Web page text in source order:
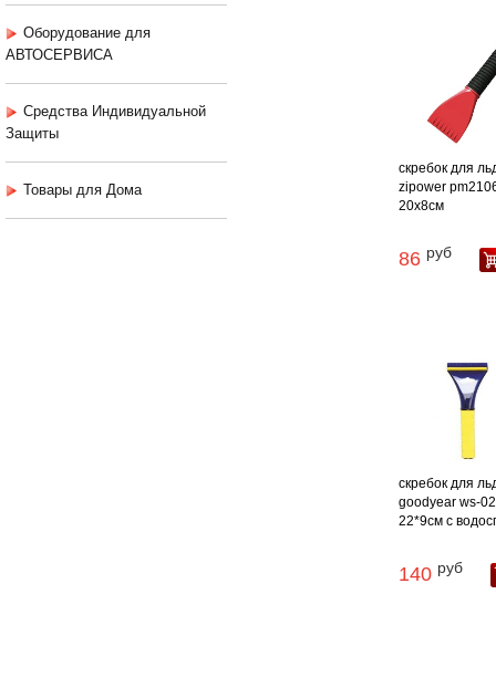
Оборудование для
АВТОСЕРВИСА
Средства Индивидуальной
Защиты
Товары для Дома
скребок для
zipower
20х8см
86 руб
скребок для
goodyear ws-02
22*9см с
140 руб